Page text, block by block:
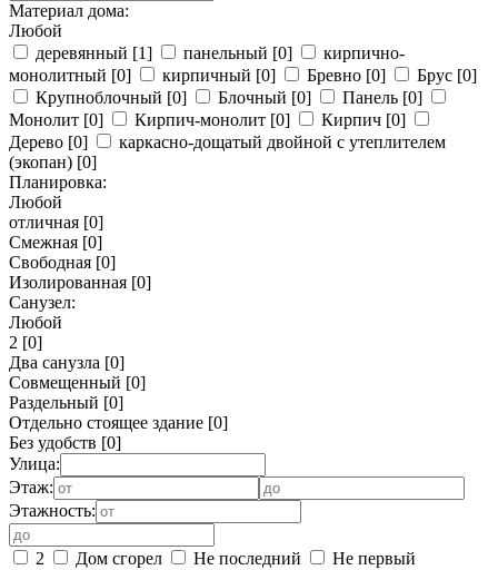
Материал дома:
Любой
деревянный [1] панельный [0]
кирпично-
монолитный [0] кирпичный [0] Бревно [0] Брус [0]
Крупноблочный [0] Блочный [0] Панель [0]
Монолит [0] Кирпич-монолит [0] Кирпич [0]
Дерево [0]
каркасно-дощатый двойной с утеплителем
(экопан) [0]
Планировка:
Любой
отличная [0]
Смежная [0]
Свободная [0]
Изолированная [0]
Санузел:
Любой
2 [0]
Два санузла [0]
Совмещенный [0]
Раздельный [0]
Отдельно стоящее здание [0]
Без удобств [0]
Улица:
Этаж:
Этажность:
2 Дом сгорел Не последний
Не первый